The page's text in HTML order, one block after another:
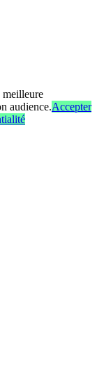
meilleure
audience.Accepter